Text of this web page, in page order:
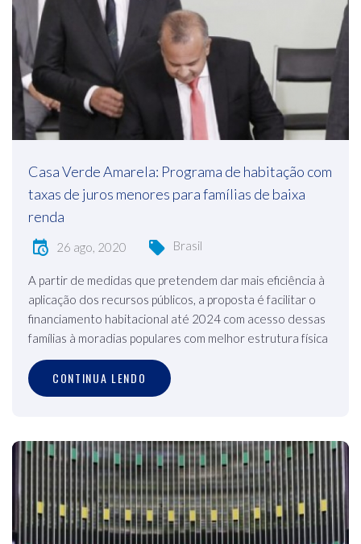
Casa Verde Amarela: Programa de habitação com
taxas de juros menores para famílias de baixa
renda
26 ago, 2020 Brasil
A partir de medidas que pretendem dar mais eficiência à
aplicação dos recursos públicos, a proposta é facilitar o
financiamento habitacional até 2024 com acesso dessas
famílias à moradias populares com melhor estrutura física
CONTINUA LENDO